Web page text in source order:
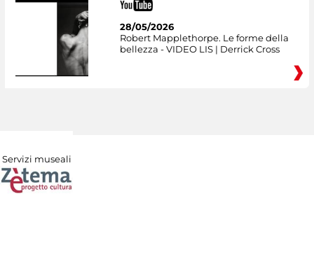
28/05/2026
Robert Mapplethorpe. Le forme della
bellezza - VIDEO LIS | Derrick Cross
Servizi museali